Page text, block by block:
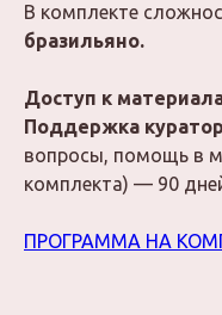
В комплекте
бразильяно.
Доступ к
Поддержка
вопросы, помощь в
комплекта) — 90
ПРОГРАММА НА